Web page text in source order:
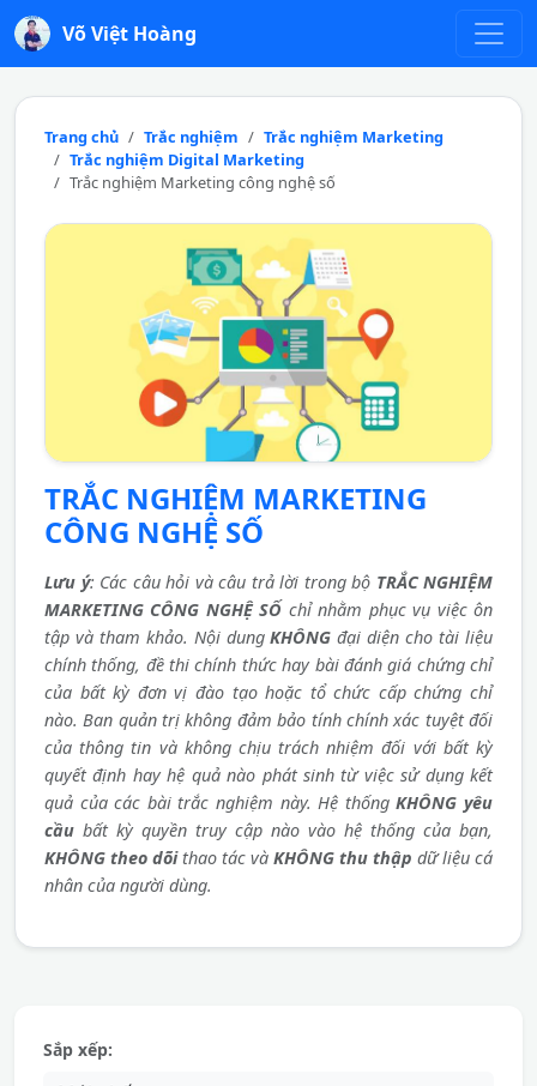
Võ Việt Hoàng
Trang chủ Trắc nghiệm
Trắc nghiệm Marketing
Trắc nghiệm Digital Marketing
Trắc nghiệm Marketing công nghệ số
TRẮC NGHIỆM MARKETING
CÔNG NGHỆ SỐ
Lưu ý: Các câu hỏi và câu trả lời trong bộ TRẮC NGHIỆM
MARKETING CÔNG NGHỆ SỐ chỉ nhằm phục vụ việc ôn
tập và tham khảo. Nội dungKHÔNG đại diện cho tài liệu
chính thống, đề thi chính thức hay bài đánh giá chứng chỉ
của bất kỳ đơn vị đào tạo hoặc tổ chức cấp chứng chỉ
nào. Ban quản trị không đảm bảo tính chính xác tuyệt đối
của thông tin và không chịu trách nhiệm đối với bất kỳ
quyết định hay hệ quả nào phát sinh từ việc sử dụng kết
quả của các bài trắc nghiệm này. Hệ thốngKHÔNG yêu
cầu bất kỳ quyền truy cập nào vào hệ thống của bạn,
KHÔNG theo dõithao tác và KHÔNG thu thập dữ liệu cá
nhân của người dùng.
Sắp xếp: